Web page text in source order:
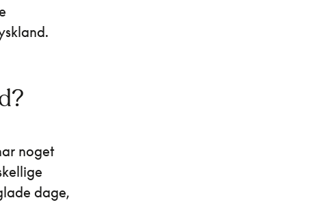
noget
dage,